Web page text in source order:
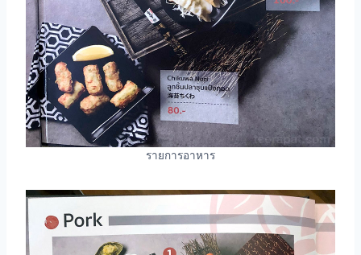
รายการอาหาร